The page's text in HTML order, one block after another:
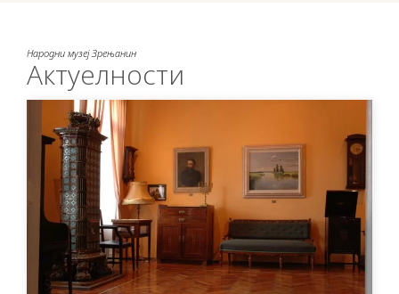
Народни музеј Зрењанин
Актуелности